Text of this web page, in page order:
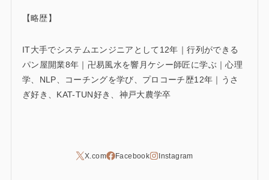
【略歴】
IT大手でシステムエンジニアとして12年｜行列ができる
パン屋開業8年｜卍易風水を響月ケシー師匠に学ぶ｜心理
学、NLP、コーチングを学び、プロコーチ歴12年｜うさ
ぎ好き、KAT-TUN好き、神戸大農学卒